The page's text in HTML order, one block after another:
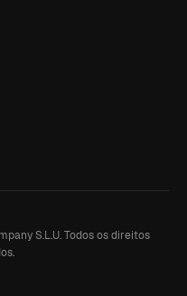
S.L.U. Todos os direitos
.